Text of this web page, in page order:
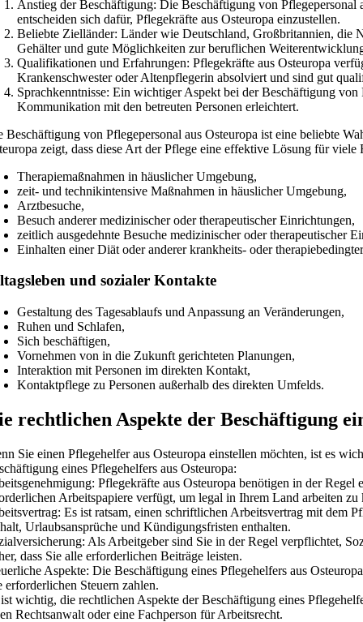
Anstieg der Beschäftigung: Die Beschäftigung von Pflegepersonal
entscheiden sich dafür, Pflegekräfte aus Osteuropa einzustellen.
Beliebte Zielländer: Länder wie Deutschland, Großbritannien, die
Gehälter und gute Möglichkeiten zur beruflichen
Qualifikationen und Erfahrungen: Pflegekräfte aus Osteuropa
Krankenschwester oder Altenpflegerin absolviert und sind gut
Sprachkenntnisse: Ein wichtiger Aspekt bei der Beschäftigung
Kommunikation mit den betreuten Personen erleichtert.
Beschäftigung von Pflegepersonal aus Osteuropa ist eine beliebte
zeigt, dass diese Art der Pflege eine effektive Lösung für viele
Therapiemaßnahmen in häuslicher Umgebung,
zeit- und technikintensive Maßnahmen in häuslicher Umgebung,
Arztbesuche,
Besuch anderer medizinischer oder therapeutischer Einrichtungen,
zeitlich ausgedehnte Besuche medizinischer oder therapeutischer
Einhalten einer Diät oder anderer krankheits- oder
und sozialer Kontakte
Gestaltung des Tagesablaufs und Anpassung an Veränderungen,
Ruhen und Schlafen,
Sich beschäftigen,
Vornehmen von in die Zukunft gerichteten Planungen,
Interaktion mit Personen im direkten Kontakt,
Kontaktpflege zu Personen außerhalb des direkten Umfelds.
rechtlichen Aspekte der Beschäftigung
Sie einen Pflegehelfer aus Osteuropa einstellen möchten, ist es
eines Pflegehelfers aus Osteuropa:
Pflegekräfte aus Osteuropa benötigen in der
Arbeitspapiere verfügt, um legal in Ihrem Land arbeiten zu
Es ist ratsam, einen schriftlichen Arbeitsvertrag mit dem
Urlaubsansprüche und Kündigungsfristen enthalten.
Als Arbeitgeber sind Sie in der Regel verpflichtet,
dass Sie alle erforderlichen Beiträge leisten.
Aspekte: Die Beschäftigung eines Pflegehelfers aus
erforderlichen Steuern zahlen.
wichtig, die rechtlichen Aspekte der Beschäftigung eines
Rechtsanwalt oder eine Fachperson für Arbeitsrecht.